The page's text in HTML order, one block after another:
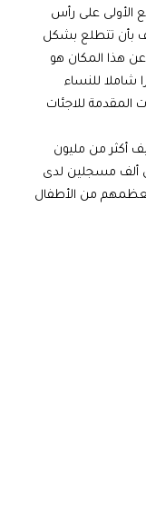
الأولى على رأس
بأن تتطلع بشكل
هذا المكان هو
شاملا للنساء
المقدمة للاجئات
أكثر من مليون
ألف مسجلين لدى
من الأطفال